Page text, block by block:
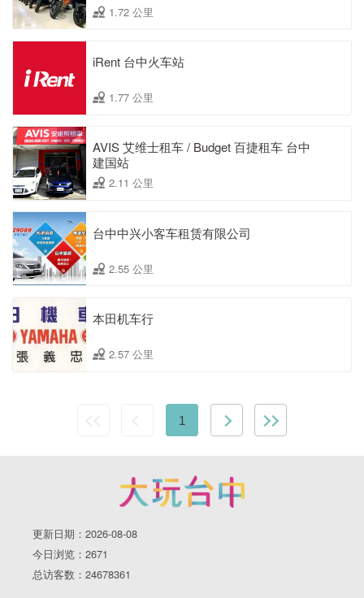
1.72 公里
iRent 台中火车站
1.77 公里
AVIS 艾维士租车 / Budget 百捷租车 台中
建国站
2.11 公里
台中中兴小客车租赁有限公司
2.55 公里
本田机车行
2.57 公里
1
更新日期：2026-08-08
今日浏览：2671
总访客数：24678361